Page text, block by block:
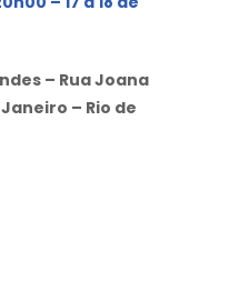
– Rua Joana
– Rio de